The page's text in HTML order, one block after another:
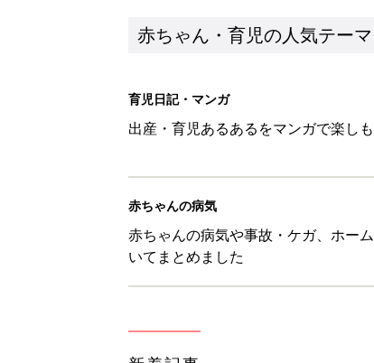
あなたの「服を捨てるマ
スタイリストが喝！
赤ちゃん・育児
セリア「かわいくて機能性
赤ちゃん・育児
生後3週目の赤ちゃんはよ